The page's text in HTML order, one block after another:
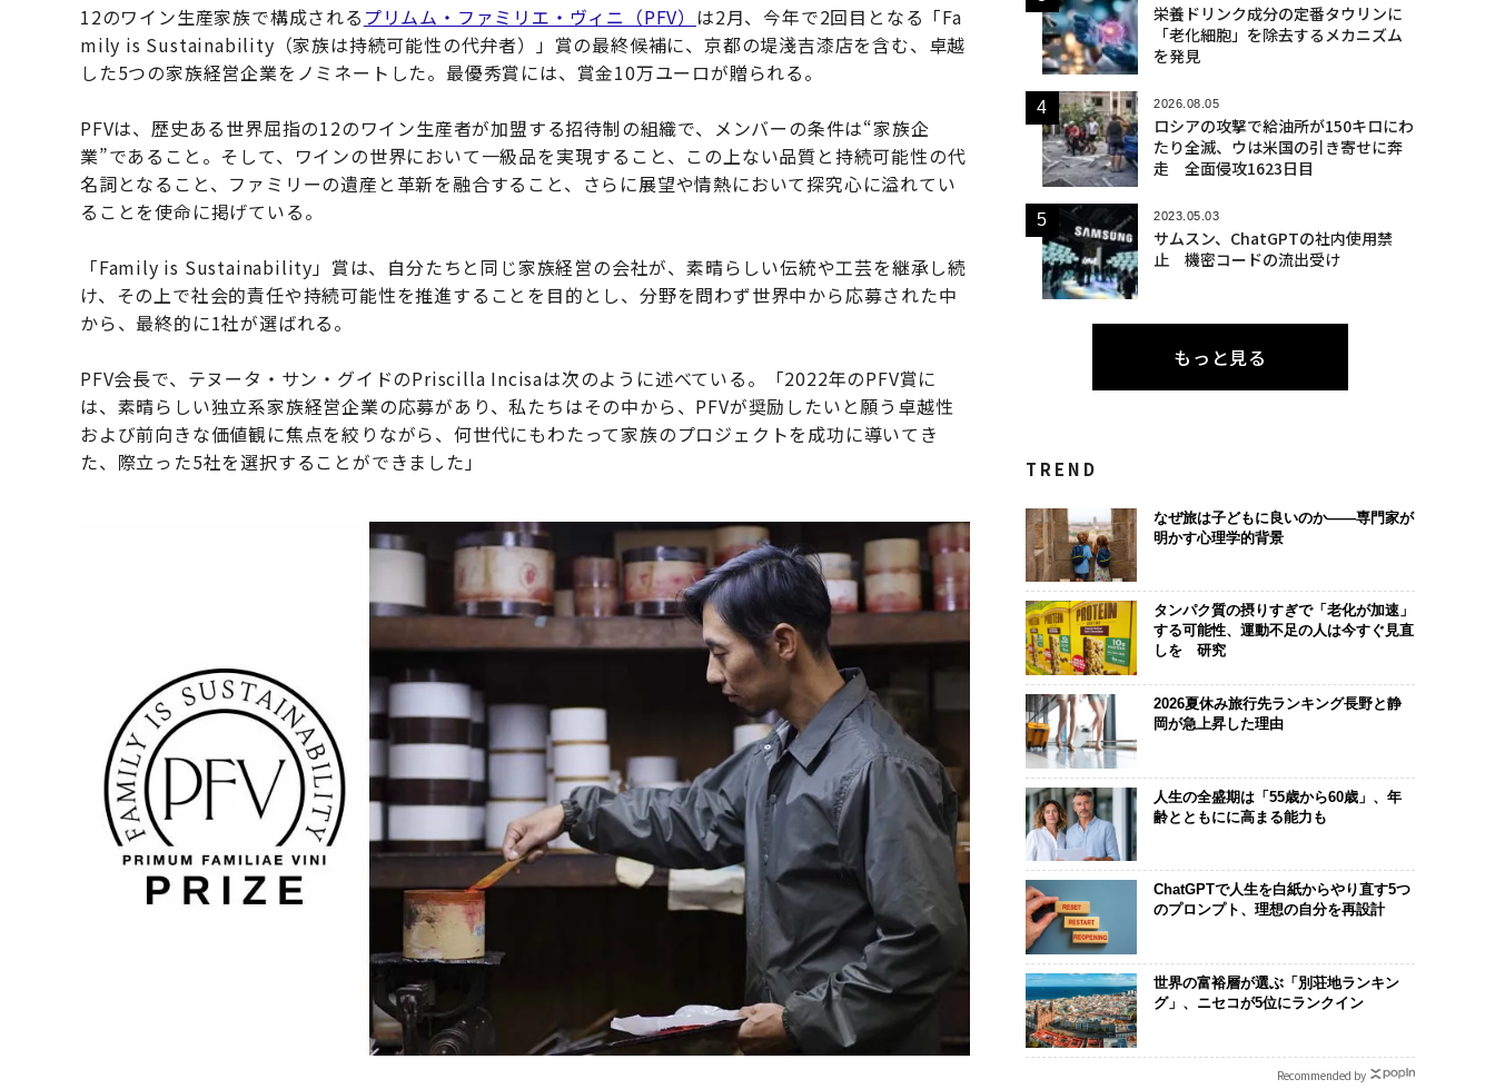
12のワイン生産家族で構成される プリムム・ファミリエ・ヴィニ（PFV） は2月、今年で2回目となる「Fa
mily is Sustainability（家族は持続可能性の代弁者）」賞の最終候補に、京都の堤淺吉漆店を含む、卓越
した5つの家族経営企業をノミネートした。最優秀賞には、賞金10万ユーロが贈られる。
PFVは、歴史ある世界屈指の12のワイン生産者が加盟する招待制の組織で、メンバーの条件は“家族企
業”であること。そして、ワインの世界において一級品を実現すること、この上ない品質と持続可能性の代
名詞となること、ファミリーの遺産と革新を融合すること、さらに展望や情熱において探究心に溢れてい
ることを使命に掲げている。
「Family is Sustainability」賞は、自分たちと同じ家族経営の会社が、素晴らしい伝統や工芸を継承し続
け、その上で社会的責任や持続可能性を推進することを目的とし、分野を問わず世界中から応募された中
から、最終的に1社が選ばれる。
PFV会長で、テヌータ・サン・グイドのPriscilla Incisaは次のように述べている。「2022年のPFV賞に
は、素晴らしい独立系家族経営企業の応募があり、私たちはその中から、PFVが奨励したいと願う卓越性
および前向きな価値観に焦点を絞りながら、何世代にもわたって家族のプロジェクトを成功に導いてき
た、際立った5社を選択することができました」
栄養ドリンク成分の定番タウリンに
「老化細胞」を除去するメカニズム
を発見
2026.08.05
ロシアの攻撃で給油所が150キロにわ
たり全滅、ウは米国の引き寄せに奔
走 全面侵攻1623日目
2023.05.03
サムスン、ChatGPTの社内使用禁
止 機密コードの流出受け
もっと見る
TREND
なぜ旅は子どもに良いのか——専門家が
明かす心理学的背景
タンパク質の摂りすぎで「老化が加速」
する可能性、運動不足の人は今すぐ見直
しを 研究
2026夏休み旅行先ランキング長野と静
岡が急上昇した理由
人生の全盛期は「55歳から60歳」、年
齢とともにに高まる能力も
ChatGPTで人生を白紙からやり直す5つ
のプロンプト、理想の自分を再設計
世界の富裕層が選ぶ「別荘地ランキン
グ」、ニセコが5位にランクイン
Recommended by